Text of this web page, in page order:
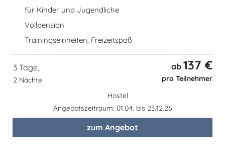
für Kinder und Jugendliche
Vollpension
Trainingseinheiten, Freizeitspaß
3 Tage,
2 Nächte
ab 137 €
pro Teilnehmer
Hostel
Angebotszeitraum: 01.04. bis 23.12.26
zum Angebot